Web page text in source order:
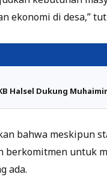
ekonomi di desa,”
Halsel Dukung
bahwa meskipun
berkomitmen untuk
ada.